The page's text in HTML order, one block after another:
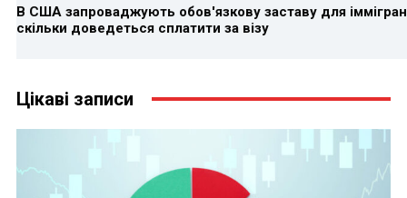
В США запроваджують обов'язкову заставу для
скільки доведеться сплатити за візу
Цікаві записи